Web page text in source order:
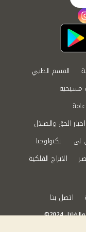
instagram
القسم الطبي
مسيحية
اخبار الحق والضلال
لى
تكنولوجيا
الابراج الفلكية
اتصل بنا